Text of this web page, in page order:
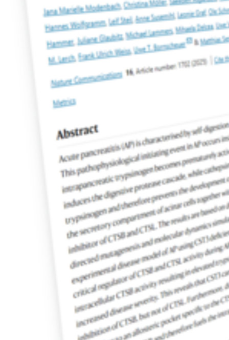
New Review Article published in Biological
Chemistry describes „Mechanistic insights on
spatiotemporal control of Ras-signaling